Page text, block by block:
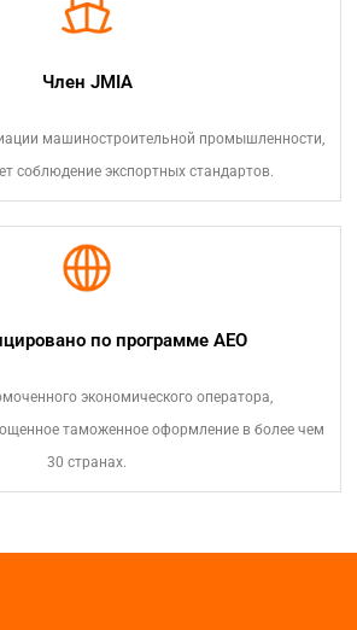
Член JMIA
машиностроительной промышленности,
соблюдение экспортных стандартов.
по программе AEO
экономического оператора,
таможенное оформление в более чем
30 странах.